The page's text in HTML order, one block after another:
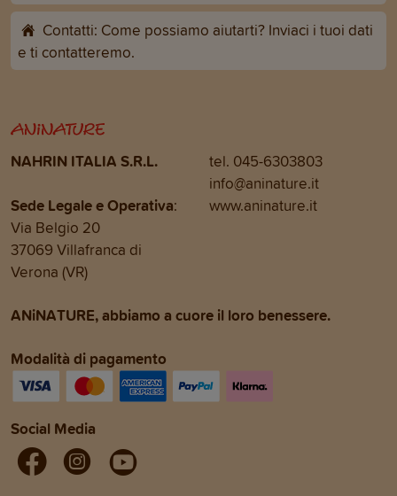
Contatti: Come possiamo aiutarti? Inviaci i tuoi dati
e ti contatteremo.
NAHRIN ITALIA S.R.L.
Sede Legale e Operativa:
Via Belgio 20
37069 Villafranca di
Verona (VR)
tel. 045-6303803
info@aninature.it
www.aninature.it
ANiNATURE, abbiamo a cuore il loro benessere.
Modalità di pagamento
Social Media